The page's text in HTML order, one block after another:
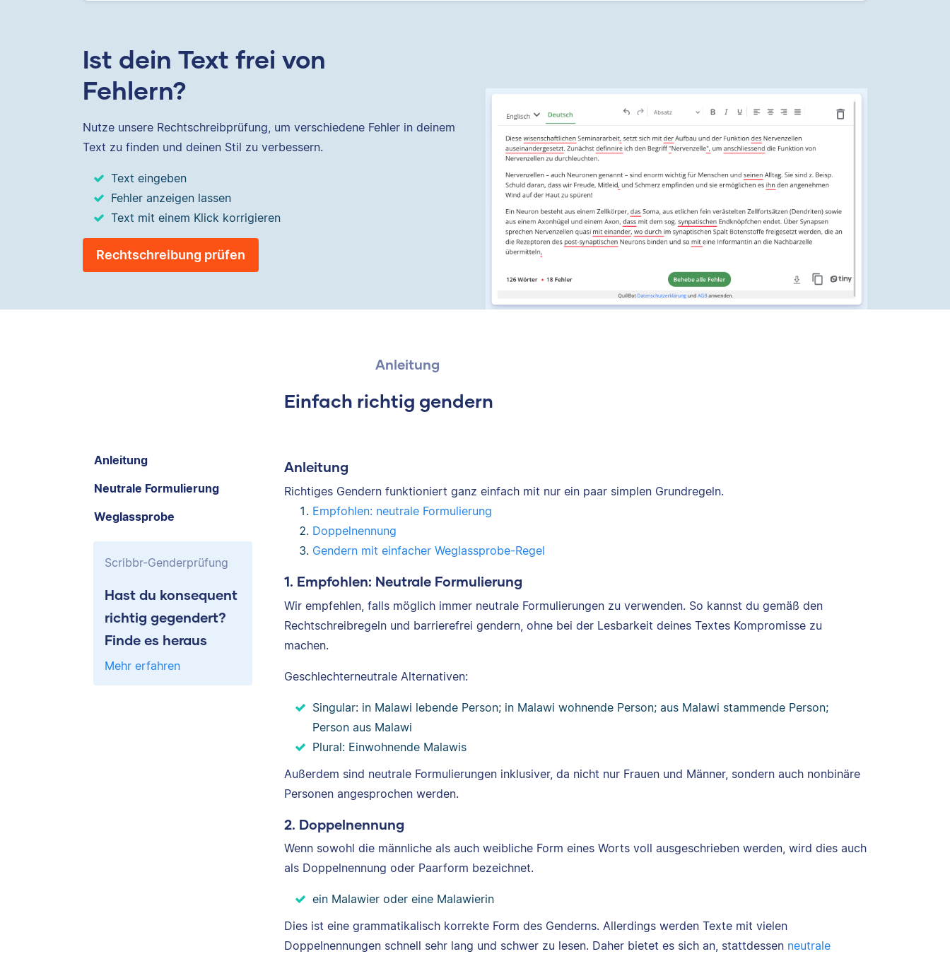
Ist dein Text frei von
Fehlern?
Nutze unsere Rechtschreibprüfung, um verschiedene Fehler in deinem
Text zu finden und deinen Stil zu verbessern.
Text eingeben
Fehler anzeigen lassen
Text mit einem Klick korrigieren
Rechtschreibung prüfen
Anleitung
Einfach richtig gendern
Anleitung
Neutrale Formulierung
Weglassprobe
Scribbr-Genderprüfung
Hast du konsequent
richtig gegendert?
Finde es heraus
Mehr erfahren
Anleitung
Richtiges Gendern funktioniert ganz einfach mit nur ein paar simplen Grundregeln.
Empfohlen: neutrale Formulierung
Doppelnennung
Gendern mit einfacher Weglassprobe-Regel
1. Empfohlen: Neutrale Formulierung
Wir empfehlen, falls möglich immer neutrale Formulierungen zu verwenden. So kannst du gemäß den
Rechtschreibregeln und barrierefrei gendern, ohne bei der Lesbarkeit deines Textes Kompromisse zu
machen.
Geschlechterneutrale Alternativen:
Singular: in Malawi lebende Person; in Malawi wohnende Person; aus Malawi stammende Person;
Person aus Malawi
Plural: Einwohnende Malawis
Außerdem sind neutrale Formulierungen inklusiver, da nicht nur Frauen und Männer, sondern auch nonbinäre
Personen angesprochen werden.
2. Doppelnennung
Wenn sowohl die männliche als auch weibliche Form eines Worts voll ausgeschrieben werden, wird dies auch
als Doppelnennung oder Paarform bezeichnet.
ein Malawier oder eine Malawierin
Dies ist eine grammatikalisch korrekte Form des Genderns. Allerdings werden Texte mit vielen
Doppelnennungen schnell sehr lang und schwer zu lesen. Daher bietet es sich an, stattdessen neutrale